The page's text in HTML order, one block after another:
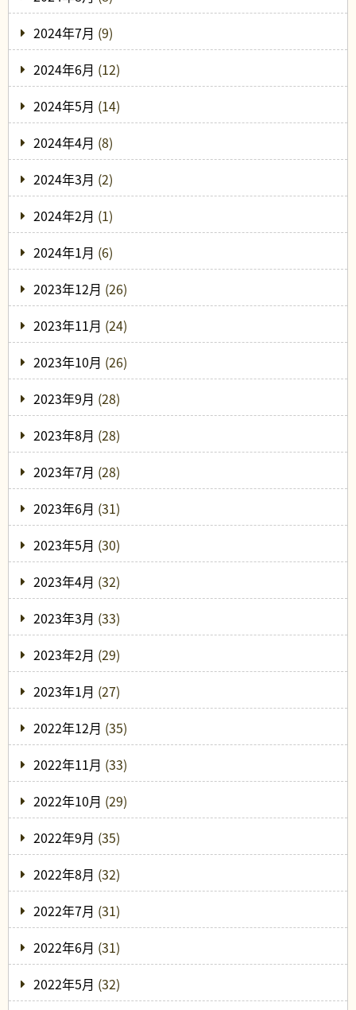
2024年7月 (9)
2024年6月 (12)
2024年5月 (14)
2024年4月 (8)
2024年3月 (2)
2024年2月 (1)
2024年1月 (6)
2023年12月 (26)
2023年11月 (24)
2023年10月 (26)
2023年9月 (28)
2023年8月 (28)
2023年7月 (28)
2023年6月 (31)
2023年5月 (30)
2023年4月 (32)
2023年3月 (33)
2023年2月 (29)
2023年1月 (27)
2022年12月 (35)
2022年11月 (33)
2022年10月 (29)
2022年9月 (35)
2022年8月 (32)
2022年7月 (31)
2022年6月 (31)
2022年5月 (32)